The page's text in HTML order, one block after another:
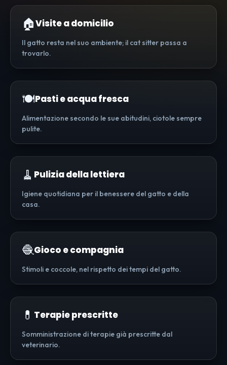
🏠Visite a domicilio
Il gatto resta nel suo ambiente; il cat sitter passa a
trovarlo.
🍽️Pasti e acqua fresca
Alimentazione secondo le sue abitudini, ciotole sempre
pulite.
🧹 Pulizia della lettiera
Igiene quotidiana per il benessere del gatto e della
casa.
🧶Gioco e compagnia
Stimoli e coccole, nel rispetto dei tempi del gatto.
💊 Terapie prescritte
Somministrazione di terapie già prescritte dal
veterinario.